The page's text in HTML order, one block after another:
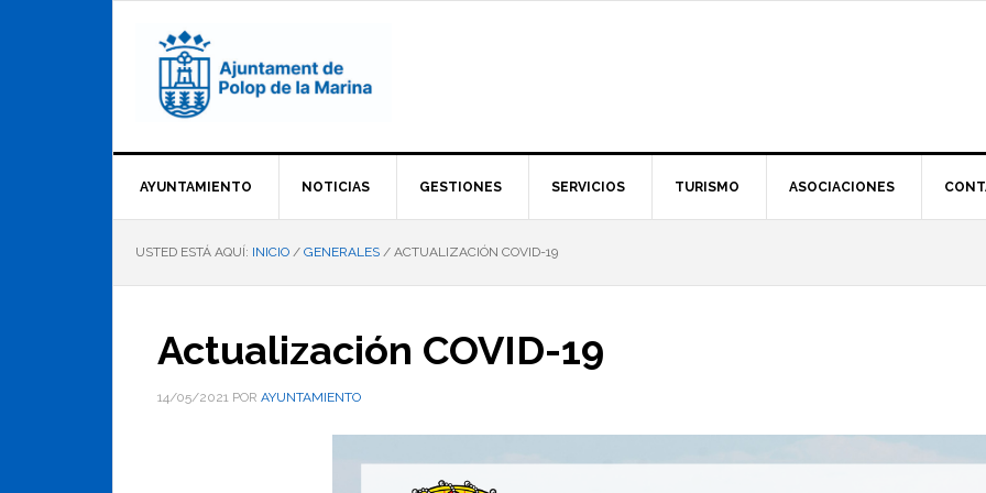
AYUNTAMIENTO NOTICIAS GESTIONES SERVICIOS TURISMO ASOCIACIONES
USTED ESTÁ AQUÍ: INICIO / GENERALES / ACTUALIZACIÓN COVID-19
Actualización COVID-19
14/05/2021 POR AYUNTAMIENTO